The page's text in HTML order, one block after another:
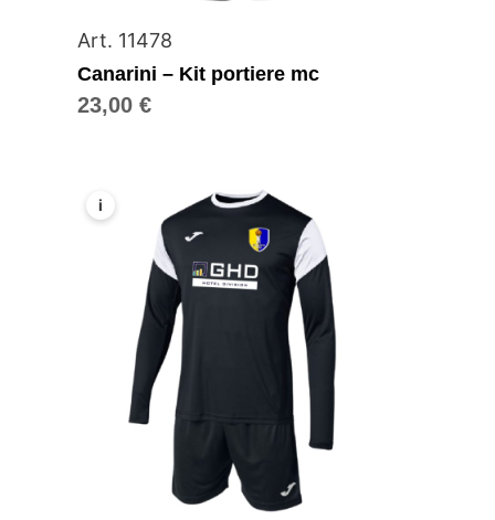
Art. 11478
Canarini – Kit portiere mc
23,00€
i